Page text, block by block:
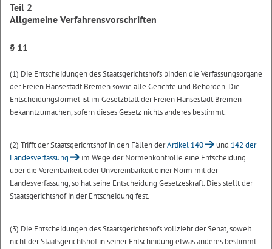
Teil 2
Allgemeine Verfahrensvorschriften
§ 11
(1) Die Entscheidungen des Staatsgerichtshofs binden die Verfassungsorgane
der Freien Hansestadt Bremen sowie alle Gerichte und Behörden. Die
Entscheidungsformel ist im Gesetzblatt der Freien Hansestadt Bremen
bekanntzumachen, sofern dieses Gesetz nichts anderes bestimmt.
(2) Trifft der Staatsgerichtshof in den Fällen derArtikel 140 und 142 der
Landesverfassung
im Wege der Normenkontrolle eine Entscheidung
über die Vereinbarkeit oder Unvereinbarkeit einer Norm mit der
Landesverfassung, so hat seine Entscheidung Gesetzeskraft. Dies stellt der
Staatsgerichtshof in der Entscheidung fest.
(3) Die Entscheidungen des Staatsgerichtshofs vollzieht der Senat, soweit
nicht der Staatsgerichtshof in seiner Entscheidung etwas anderes bestimmt.